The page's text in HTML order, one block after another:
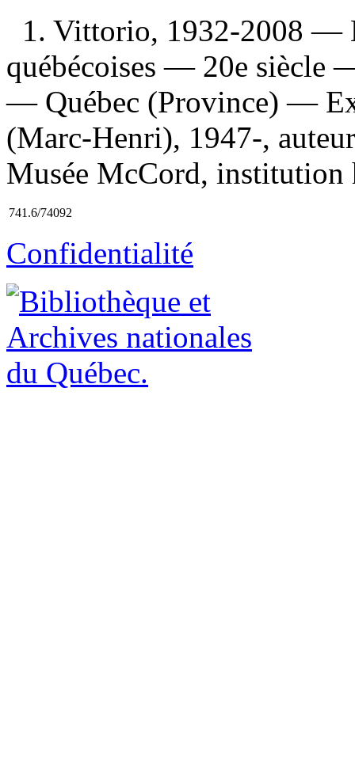
1. Vittorio, 1932-2008 —
québécoises — 20e siècle
— Québec (Province) —
(Marc-Henri), 1947-,
Musée McCord,
741.6/74092
Confidentialité